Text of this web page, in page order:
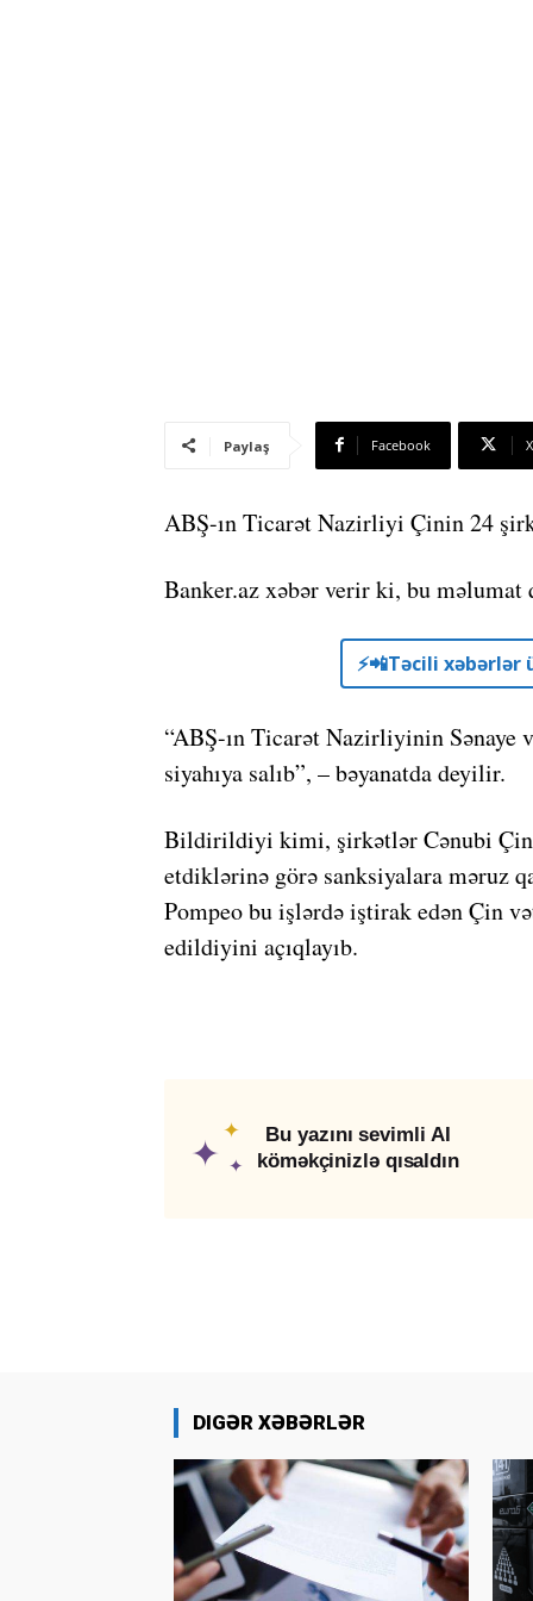
Paylaş Facebook X
ABŞ-ın Ticarət Nazirliyi Çinin 24
Banker.az xəbər verir ki, bu
⚡️📲Təcili
“ABŞ-ın Ticarət Nazirliyinin
siyahıya salıb”, – bəyanatda deyilir.
Bildirildiyi kimi, şirkətlər Cənubi Çin
etdiklərinə görə sanksiyalara məruz
Pompeo bu işlərdə iştirak edən Çin
edildiyini açıqlayıb.
✦
✦
✦
Bu yazını sevimli AI
köməkçinizlə qısaldın
DIGƏR XƏBƏRLƏR